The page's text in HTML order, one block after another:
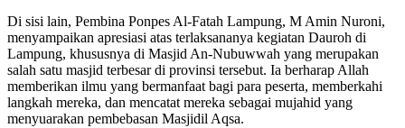
Di sisi lain, Pembina Ponpes Al-Fatah Lampung, M Amin Nuroni,
menyampaikan apresiasi atas terlaksananya kegiatan Dauroh di
Lampung, khususnya di Masjid An-Nubuwwah yang merupakan
salah satu masjid terbesar di provinsi tersebut. Ia berharap Allah
memberikan ilmu yang bermanfaat bagi para peserta, memberkahi
langkah mereka, dan mencatat mereka sebagai mujahid yang
menyuarakan pembebasan Masjidil Aqsa.